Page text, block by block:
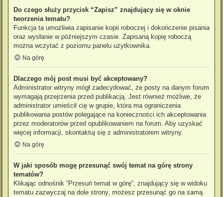
Do czego służy przycisk “Zapisz” znajdujący się w oknie
tworzenia tematu?
Funkcja ta umożliwia zapisanie kopii roboczej i dokończenie pisania
oraz wysłanie w późniejszym czasie. Zapisaną kopię roboczą
można wczytać z poziomu panelu użytkownika.
Na górę
Dlaczego mój post musi być akceptowany?
Administrator witryny mógł zadecydować, że posty na danym forum
wymagają przejrzenia przed publikacją. Jest również możliwe, że
administrator umieścił cię w grupie, która ma ograniczenia
publikowania postów polegające na konieczności ich akceptowania
przez moderatorów przed opublikowaniem na forum. Aby uzyskać
więcej informacji, skontaktuj się z administratorem witryny.
Na górę
W jaki sposób mogę przesunąć swój temat na górę strony
tematów?
Klikając odnośnik “Przesuń temat w górę”, znajdujący się w widoku
tematu zazwyczaj na dole strony, możesz przesunąć go na samą